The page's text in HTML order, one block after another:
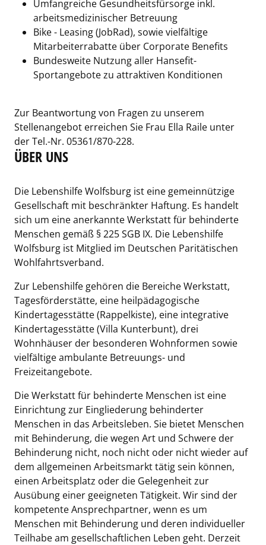
Umfangreiche Gesundheitsfürsorge inkl.
arbeitsmedizinischer Betreuung
Bike - Leasing (JobRad), sowie vielfältige
Mitarbeiterrabatte über Corporate Benefits
Bundesweite Nutzung aller Hansefit-
Sportangebote zu attraktiven Konditionen
Zur Beantwortung von Fragen zu unserem
Stellenangebot erreichen Sie Frau Ella Raile unter
der Tel.-Nr. 05361/870-228.
ÜBER UNS
Die Lebenshilfe Wolfsburg ist eine gemeinnützige
Gesellschaft mit beschränkter Haftung. Es handelt
sich um eine anerkannte Werkstatt für behinderte
Menschen gemäß § 225 SGB IX. Die Lebenshilfe
Wolfsburg ist Mitglied im Deutschen Paritätischen
Wohlfahrtsverband.
Zur Lebenshilfe gehören die Bereiche Werkstatt,
Tagesförderstätte, eine heilpädagogische
Kindertagesstätte (Rappelkiste), eine integrative
Kindertagesstätte (Villa Kunterbunt), drei
Wohnhäuser der besonderen Wohnformen sowie
vielfältige ambulante Betreuungs- und
Freizeitangebote.
Die Werkstatt für behinderte Menschen ist eine
Einrichtung zur Eingliederung behinderter
Menschen in das Arbeitsleben. Sie bietet Menschen
mit Behinderung, die wegen Art und Schwere der
Behinderung nicht, noch nicht oder nicht wieder auf
dem allgemeinen Arbeitsmarkt tätig sein können,
einen Arbeitsplatz oder die Gelegenheit zur
Ausübung einer geeigneten Tätigkeit. Wir sind der
kompetente Ansprechpartner, wenn es um
Menschen mit Behinderung und deren individueller
Teilhabe am gesellschaftlichen Leben geht. Derzeit